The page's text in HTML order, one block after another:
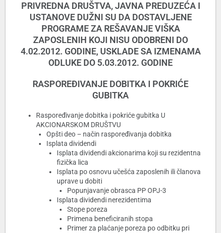
PRIVREDNA DRUŠTVA, JAVNA PREDUZEĆA I
USTANOVE DUŽNI SU DA DOSTAVLJENE
PROGRAME ZA REŠAVANJE VIŠKA
ZAPOSLENIH KOJI NISU ODOBRENI DO
4.02.2012. GODINE, USKLADE SA IZMENAMA
ODLUKE DO 5.03.2012. GODINE
RASPOREĐIVANJE DOBITKA I POKRIĆE
GUBITKA
Raspoređivanje dobitka i pokriće gubitka U
AKCIONARSKOM DRUŠTVU
Opšti deo – način raspoređivanja dobitka
Isplata dividendi
Isplata dividendi akcionarima koji su rezidentna
fizička lica
Isplata po osnovu učešća zaposlenih ili članova
uprave u dobiti
Popunjavanje obrasca PP OPJ-3
Isplata dividendi nerezidentima
Stope poreza
Primena beneficiranih stopa
Primer za plaćanje poreza po odbitku pri